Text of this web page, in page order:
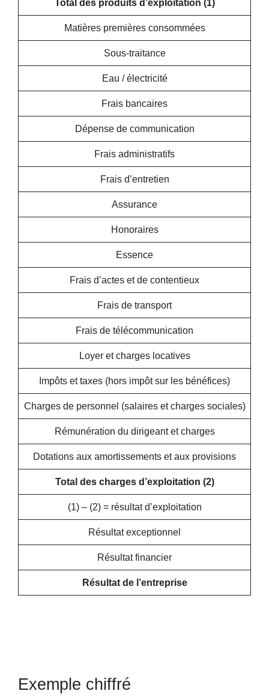
Total des produits d’exploitation (1)
Matières premières consommées
Sous-traitance
Eau / électricité
Frais bancaires
Dépense de communication
Frais administratifs
Frais d’entretien
Assurance
Honoraires
Essence
Frais d’actes et de contentieux
Frais de transport
Frais de télécommunication
Loyer et charges locatives
Impôts et taxes (hors impôt sur les bénéfices)
Charges de personnel (salaires et charges sociales)
Rémunération du dirigeant et charges
Dotations aux amortissements et aux provisions
Total des charges d’exploitation (2)
(1) – (2) = résultat d’exploitation
Résultat exceptionnel
Résultat financier
Résultat de l’entreprise
Exemple chiffré